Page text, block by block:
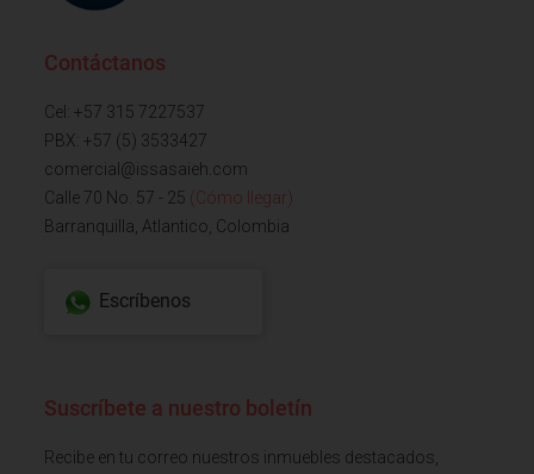
Contáctanos
Cel: +57 315 7227537
PBX: +57 (5) 3533427
comercial@issasaieh.com
Calle 70 No. 57 - 25 (Cómo llegar)
Barranquilla, Atlantico, Colombia
Escríbenos
Suscríbete a nuestro boletín
Recibe en tu correo nuestros inmuebles destacados,